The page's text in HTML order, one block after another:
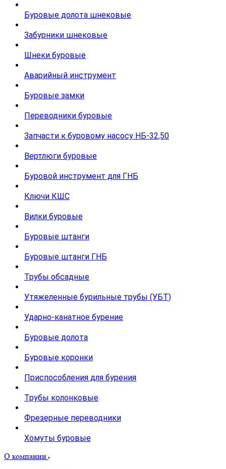
Буровые долота шнековые
Забурники шнековые
Шнеки буровые
Аварийный инструмент
Буровые замки
Переводники буровые
Запчасти к буровому насосу НБ-32,50
Вертлюги буровые
Буровой инструмент для ГНБ
Ключи КШС
Вилки буровые
Буровые штанги
Буровые штанги ГНБ
Трубы обсадные
Утяжеленные бурильные трубы (УБТ)
Ударно-канатное бурение
Буровые долота
Буровые коронки
Приспособления для бурения
Трубы колонковые
Фрезерные переводники
Хомуты буровые
О компании